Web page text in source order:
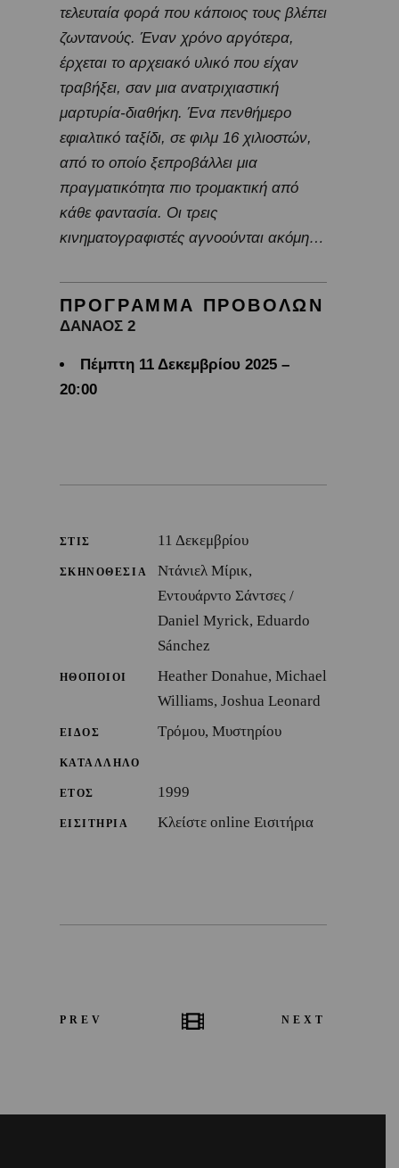
τελευταία φορά που κάποιος τους βλέπει
ζωντανούς. Έναν χρόνο αργότερα,
έρχεται το αρχειακό υλικό που είχαν
τραβήξει, σαν μια ανατριχιαστική
μαρτυρία-διαθήκη. Ένα πενθήμερο
εφιαλτικό ταξίδι, σε φιλμ 16 χιλιοστών,
από το οποίο ξεπροβάλλει μια
πραγματικότητα πιο τρομακτική από
κάθε φαντασία. Οι τρεις
κινηματογραφιστές αγνοούνται ακόμη…
ΠΡΟΓΡΑΜΜΑ ΠΡΟΒΟΛΩΝ
ΔΑΝΑΟΣ 2
Πέμπτη 11 Δεκεμβρίου 2025 –
20:00
ΣΤΙΣ 11 Δεκεμβρίου
ΣΚΗΝΟΘΕΣΙΑ
Ντάνιελ Μίρικ,
Εντουάρντο Σάντσες /
Daniel Myrick, Eduardo
Sánchez
ΗΘΟΠΟΙΟΙ
Heather Donahue, Michael
Williams, Joshua Leonard
ΕΙΔΟΣ Τρόμου, Μυστηρίου
ΚΑΤΑΛΛΗΛΟ
ΕΤΟΣ 1999
ΕΙΣΙΤΗΡΙΑ Κλείστε online Εισιτήρια
PREV NEXT